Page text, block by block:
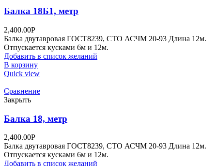
Балка 18Б1, метр
2,400.00Р
Балка двутавровая ГОСТ8239, СТО АСЧМ 20-93 Длина 12м.
Отпускается кусками 6м и 12м.
Добавить в список желаний
В корзину
Quick view
Сравнение
Закрыть
Балка 18, метр
2,400.00Р
Балка двутавровая ГОСТ8239, СТО АСЧМ 20-93 Длина 12м.
Отпускается кусками 6м и 12м.
Добавить в список желаний